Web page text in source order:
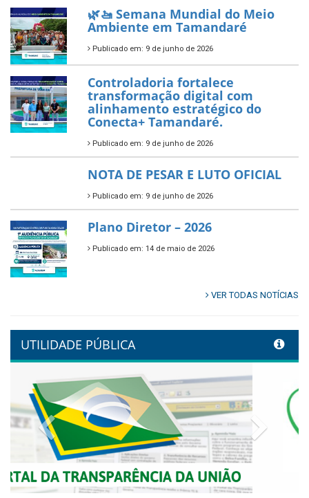
novos investimentos para
fortalecer a saúde pública do
município.
Publicado em: 10 de junho de 2026
Prefeitura de Tamandaré abre
inscrições para o Festival
Multicultural PNAB 2026
Publicado em: 9 de junho de 2026
🌳🌱 Projeto Arborização Urbana!
Publicado em: 9 de junho de 2026
🌿🚤 Semana Mundial do Meio
Ambiente em Tamandaré
alinhamento estratégico do
Conecta+ Tamandaré.
NOTA DE PESAR E LUTO OFICIAL
Publicado em: 9 de junho de 2026
Plano Diretor – 2026
Publicado em: 14 de maio de 2026